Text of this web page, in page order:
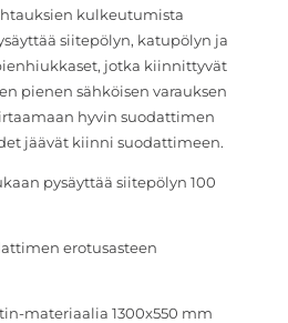
kulkeutumista
siitepölyn, katupölyn ja
jotka kiinnittyvät
pienen sähköisen varauksen
hyvin suodattimen
jäävät kiinni suodattimeen.
pysäyttää siitepölyn 100
erotusasteen
materiaalia 1300x550 mm